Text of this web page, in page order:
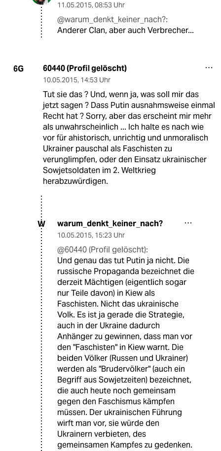
11.05.2015, 08:53 Uhr
@warum_denkt_keiner_nach?:
Anderer Clan, aber auch Verbrecher...
6G 60440 (Profil gelöscht)
10.05.2015, 14:53 Uhr
Tut sie das ? Und, wenn ja, was soll mir das
jetzt sagen ? Dass Putin ausnahmsweise einmal
Recht hat ? Sorry, aber das erscheint mir mehr
als unwahrscheinlich ... Ich halte es nach wie
vor für ahistorisch, unrichtig und unmoralisch
Ukrainer pauschal als Faschisten zu
verunglimpfen, oder den Einsatz ukrainischer
Sowjetsoldaten im 2. Weltkrieg
herabzuwürdigen.
W warum_denkt_keiner_nach?
10.05.2015, 15:23 Uhr
@60440 (Profil gelöscht):
Und genau das tut Putin ja nicht. Die
russische Propaganda bezeichnet die
derzeit Mächtigen (eigentlich sogar
nur Teile davon) in Kiew als
Faschisten. Nicht das ukrainische
Volk. Es ist ja gerade die Strategie,
auch in der Ukraine dadurch
Anhänger zu gewinnen, dass man vor
den "Faschisten" in Kiew warnt. Die
beiden Völker (Russen und Ukrainer)
werden als "Brudervölker" (auch ein
Begriff aus Sowjetzeiten) bezeichnet,
die auch heute noch gemeinsam
gegen den Faschismus kämpfen
müssen. Der ukrainischen Führung
wirft man vor, sie würde den
Ukrainern verbieten, des
gemeinsamen Kampfes zu gedenken.